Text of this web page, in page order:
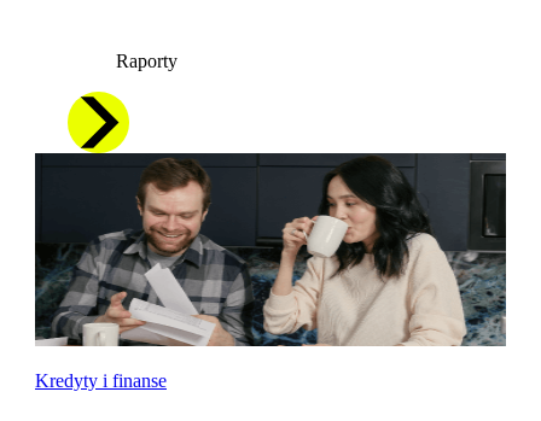
Raporty
Kredyty i finanse